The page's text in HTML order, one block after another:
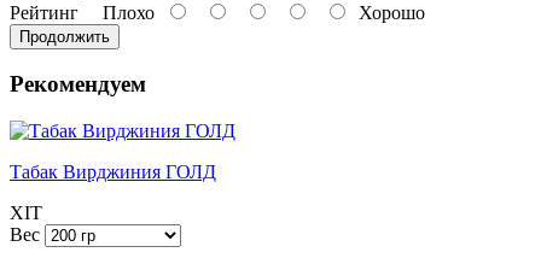
Рейтинг Плохо Хорошо
Продолжить
Рекомендуем
Табак Вирджиния ГОЛД
XIT
Вес